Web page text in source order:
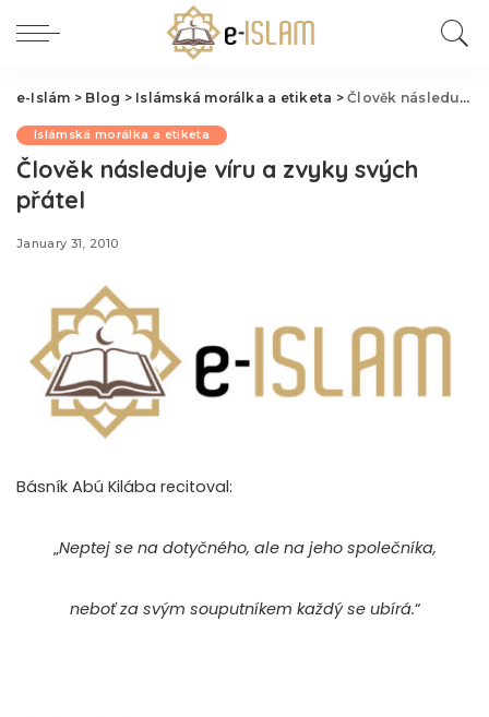
e-Islám > Blog > Islámská morálka a etiketa >Člověk následuje víru a zvyky svých přátel
Islámská morálka a etiketa
Člověk následuje víru a zvyky svých
přátel
January 31, 2010
Básník Abú Kilába recitoval:
„Neptej se na dotyčného, ale na jeho společníka,
neboť za svým souputníkem každý se ubírá.“